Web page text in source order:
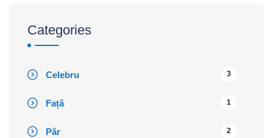
Categories
Celebru 3
Față 1
Păr 2